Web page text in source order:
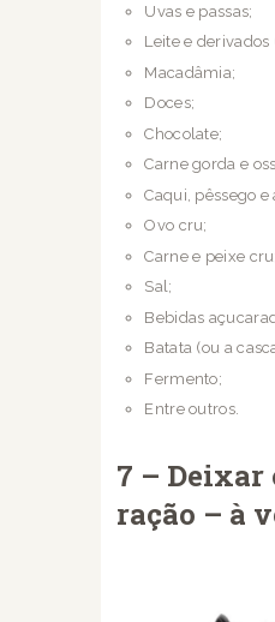
Uvas e passas;
Leite e
Macadâmia;
Doces;
Chocolate;
Carne gorda e
Caqui, pêssego e
Ovo cru;
Carne e peixe cru;
Sal;
Bebidas
Batata (ou a
Fermento;
Entre outros.
7 – Deixar
ração – à